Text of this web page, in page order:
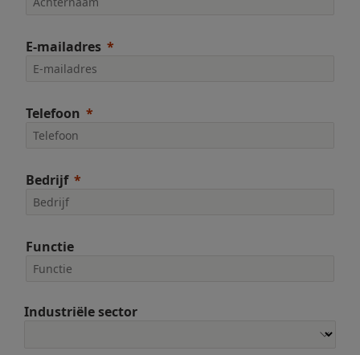
E-mailadres
Telefoon
Bedrijf
Functie
Industriële sector